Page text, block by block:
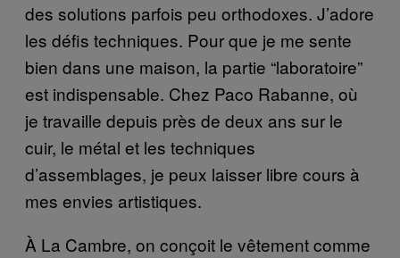
des solutions parfois peu orthodoxes. J’adore
les défis techniques. Pour que je me sente
bien dans une maison, la partie “laboratoire”
est indispensable. Chez Paco Rabanne, où
je travaille depuis près de deux ans sur le
cuir, le métal et les techniques
d’assemblages, je peux laisser libre cours à
mes envies artistiques.
À La Cambre, on conçoit le vêtement comme